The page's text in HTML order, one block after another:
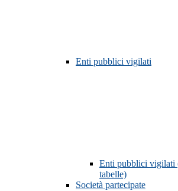
Enti pubblici vigilati
Enti pubblici vigilati
tabelle)
Società partecipate